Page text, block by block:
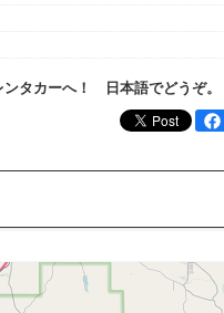
タカーへ！ 日本語でどうぞ。